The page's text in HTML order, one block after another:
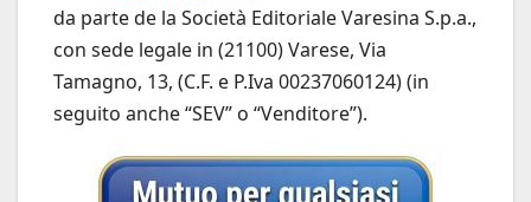
da parte de la Società Editoriale Varesina S.p.a.,
con sede legale in (21100) Varese, Via
Tamagno, 13, (C.F. e P.Iva 00237060124) (in
seguito anche “SEV” o “Venditore”).